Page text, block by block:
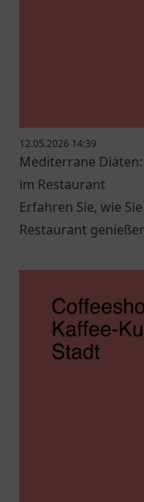
12.05.2026 14:39
Mediterrane
im Restaurant
Erfahren Sie, wie
Restaurant